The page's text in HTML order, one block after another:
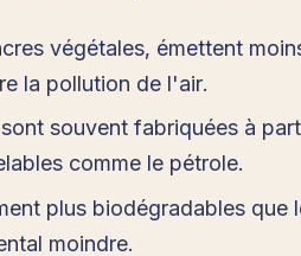
végétales, émettent
la pollution de l'air.
souvent fabriquées à
comme le pétrole.
plus biodégradables
moindre.